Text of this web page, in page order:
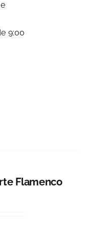
9:00
Flamenco